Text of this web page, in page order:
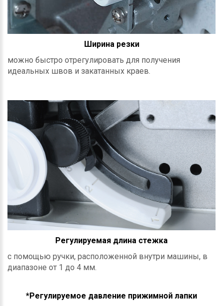
Ширина резки
можно быстро отрегулировать для получения
идеальных швов и закатанных краев.
Регулируемая длина стежка
с помощью ручки, расположенной внутри машины, в
диапазоне от 1 до 4 мм.
*Регулируемое давление прижимной лапки